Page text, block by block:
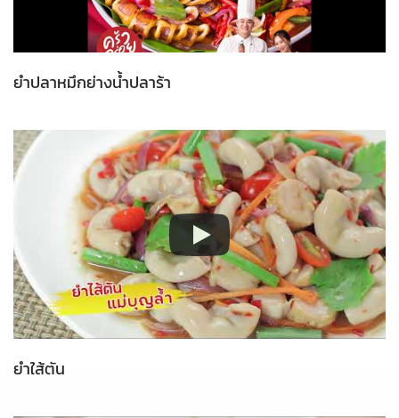
ยำปลาหมึกย่างน้ำปลาร้า
ยำใส้ตัน